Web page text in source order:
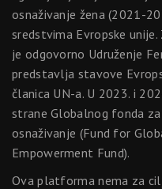
osnaživanje žena (2021-
sredstvima Evropske
je odgovorno Udruženje
predstavlja stavove
članica UN-a. U 2023. i
strane Globalnog fonda
osnaživanje (Fund for
Empowerment Fund).
Ova platforma nema za